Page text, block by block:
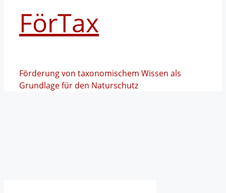
FörTax
Förderung von taxonomischem Wissen als
Grundlage für den Naturschutz